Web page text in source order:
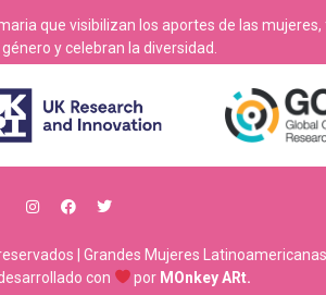
que visibilizan los aportes de las
y celebran la diversidad.
| Grandes Mujeres Latinoamericanas.
con
por MOnkey ARt.